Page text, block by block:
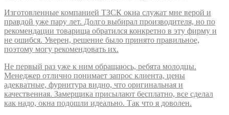
Изготовленные компанией ТЗСК окна служат мне верой и
правдой уже пару лет. Долго выбирал производителя, но по
рекомендации товарища обратился конкретно в эту фирму и
не ошибся. Уверен, решение было принято правильное,
поэтому могу рекомендовать их.
Не первый раз уже к ним обращаюсь, ребята молодцы.
Менеджер отлично понимает запрос клиента, цены
адекватные, фурнитура видно, что оригинальная и
качественная. Замерщика присылают бесплатно, все сделал
как надо, окна подошли идеально. Так что я доволен.